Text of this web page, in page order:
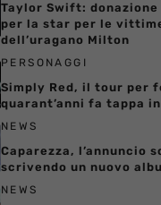
Taylor Swift:
per la star per le
dell’uragano Milton
PERSONAGGI
Simply Red, il tour per
quarant’anni fa tappa
NEWS
Caparezza, l’annuncio
scrivendo un nuovo
NEWS